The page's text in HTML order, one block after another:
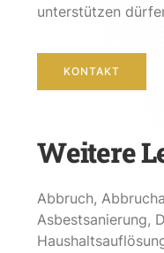
unterstützen
KONTAKT
Weitere
Abbruch,
Asbestsanierung,